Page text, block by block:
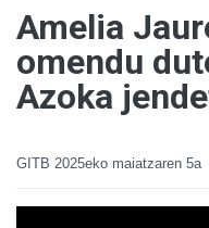
Amelia
omendu
Azoka
GITB 2025eko maiatzaren 5a